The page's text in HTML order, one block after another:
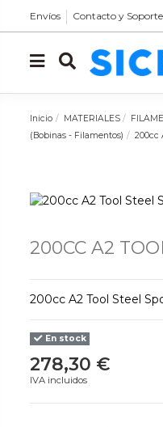
Envíos Contacto y Soporte
Inicio MATERIALES
(Bobinas - Filamentos)
200cc
200CC A2
200cc A2 Tool Steel
En stock
278,30 €
IVA incluidos